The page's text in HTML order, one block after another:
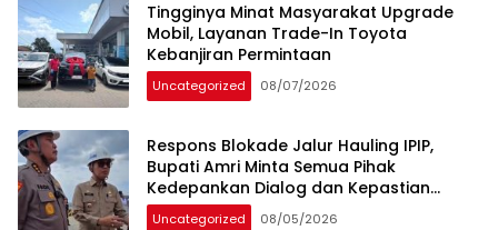
Tingginya Minat Masyarakat Upgrade
Mobil, Layanan Trade-In Toyota
Kebanjiran Permintaan
Uncategorized 08/07/2026
Respons Blokade Jalur Hauling IPIP,
Bupati Amri Minta Semua Pihak
Kedepankan Dialog dan Kepastian
Hukum
Uncategorized 08/05/2026